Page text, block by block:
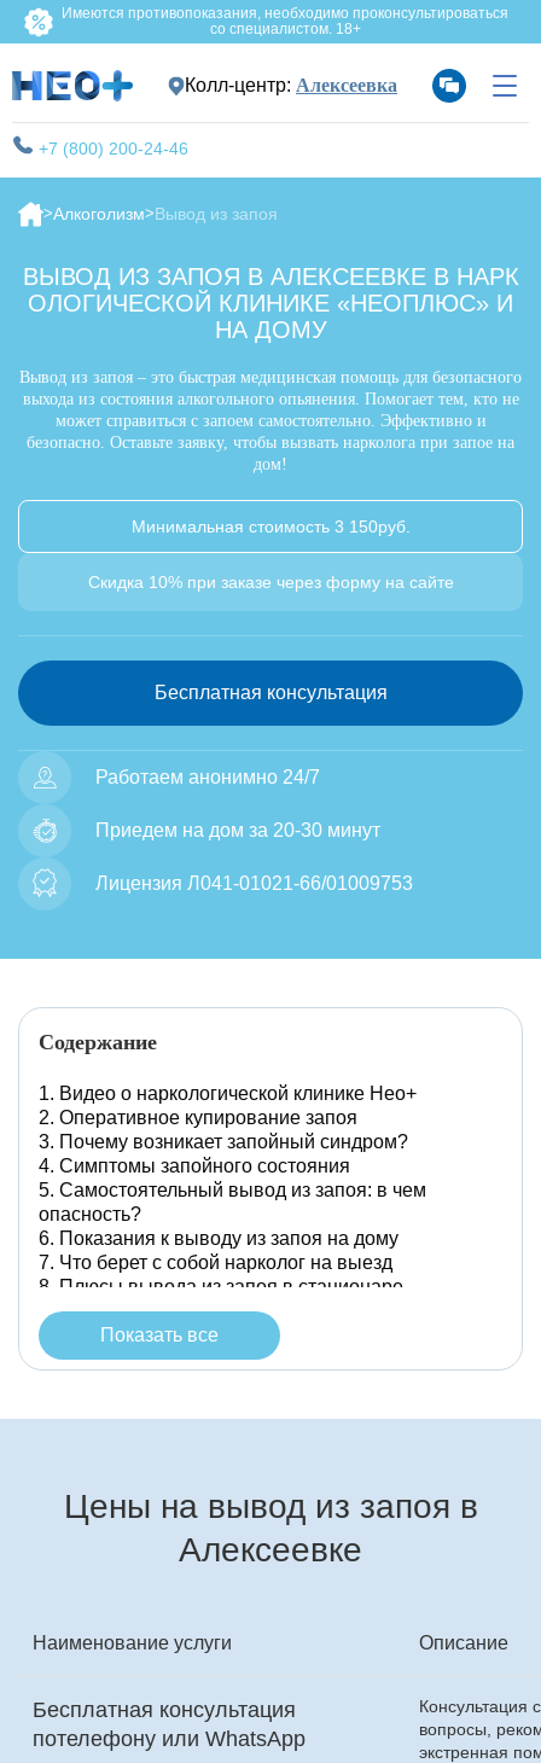
Имеются противопоказания, необходимо проконсультироваться
со специалистом. 18+
Колл-центр: Алексеевка
+7 (800) 200-24-46
Алкоголизм Вывод из запоя
ВЫВОД ИЗ ЗАПОЯ В АЛЕКСЕЕВКЕ В НАРК
ОЛОГИЧЕСКОЙ КЛИНИКЕ «НЕОПЛЮС» И
НА ДОМУ
Вывод из запоя – это быстрая медицинская помощь для безопасного
выхода из состояния алкогольного опьянения. Помогает тем, кто не
может справиться с запоем самостоятельно. Эффективно и
безопасно. Оставьте заявку, чтобы вызвать нарколога при запое на
дом!
Минимальная стоимость 3 150руб.
Скидка 10% при заказе через форму на сайте
Бесплатная консультация
Работаем анонимно 24/7
Приедем на дом за 20-30 минут
Лицензия Л041-01021-66/01009753
Содержание
Видео о наркологической клинике Нео+
Оперативное купирование запоя
Почему возникает запойный синдром?
Симптомы запойного состояния
Самостоятельный вывод из запоя: в чем
опасность?
Показания к выводу из запоя на дому
Что берет с собой нарколог на выезд
Плюсы вывода из запоя в стационаре
«НеоПлюс» в Алексеевке
Вывод из запоя с выездом на дом от клиники
«НеоПлюс» в Алексеевке
Противопоказания к капельнице при
алкогольной интоксикации
Как делают капельницу от запоя на дому в
Показать все
Цены на вывод из запоя в
Алексеевке
Наименование услуги Описание
Бесплатная консультация
потелефону или WhatsApp
Консультация
вопросы,
экстренная